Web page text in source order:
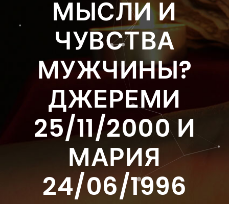
МЫСЛИ И
ЧУВСТВА
МУЖЧИНЫ?
ДЖЕРЕМИ
25/11/2000 И
МАРИЯ
24/06/1996